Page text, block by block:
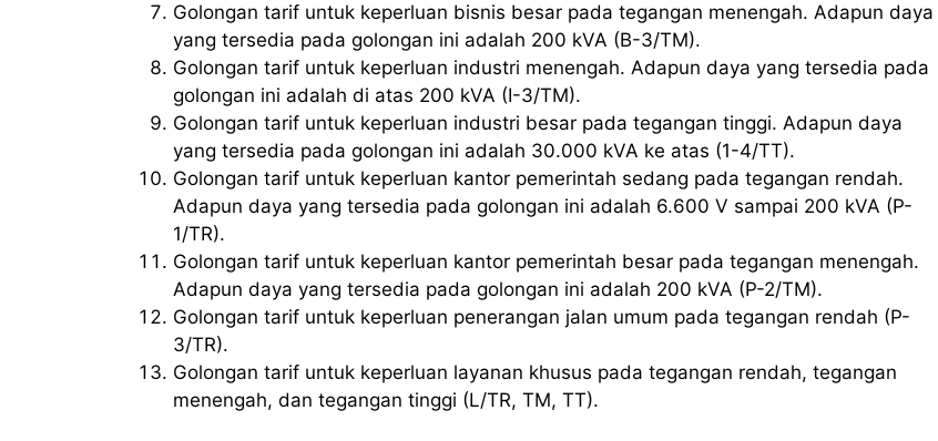
Golongan tarif untuk keperluan bisnis besar pada tegangan menengah. Adapun daya
yang tersedia pada golongan ini adalah 200 kVA (B-3/TM).
Golongan tarif untuk keperluan industri menengah. Adapun daya yang tersedia pada
golongan ini adalah di atas 200 kVA (I-3/TM).
Golongan tarif untuk keperluan industri besar pada tegangan tinggi. Adapun daya
yang tersedia pada golongan ini adalah 30.000 kVA ke atas (1-4/TT).
Golongan tarif untuk keperluan kantor pemerintah sedang pada tegangan rendah.
Adapun daya yang tersedia pada golongan ini adalah 6.600 V sampai 200 kVA (P-
1/TR).
Golongan tarif untuk keperluan kantor pemerintah besar pada tegangan menengah.
Adapun daya yang tersedia pada golongan ini adalah 200 kVA (P-2/TM).
Golongan tarif untuk keperluan penerangan jalan umum pada tegangan rendah (P-
3/TR).
Golongan tarif untuk keperluan layanan khusus pada tegangan rendah, tegangan
menengah, dan tegangan tinggi (L/TR, TM, TT).